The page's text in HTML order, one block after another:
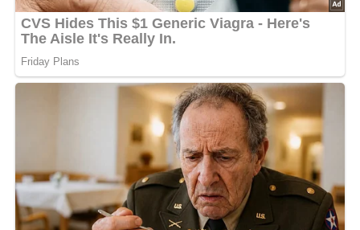
DiePellkartoffelnwerden in ihrer Schale gekocht und mit
KümmelundSalzgewürzt, was ihnen ein leichtes,
verschiedene
zubereitet werden. Ob mitDillundZwiebeln , einer Prise
, dem Schärfe-Kick vonCayennepfefferoder der
Meerrettich – jeder Quark bringt eine ganz
Dieses Rezept eignet sich hervorragend für gesellige
Abende, bei denen jeder seine Lieblingsquarkvariante
wählen kann, oder für schnelle, unkomplizierte